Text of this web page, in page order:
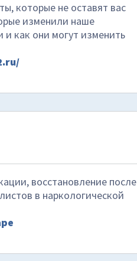
которые не оставят вас
изменили наше
как они могут изменить
восстановление после
в наркологической